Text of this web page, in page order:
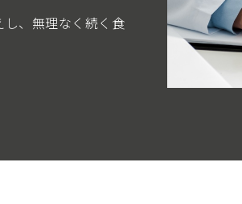
し、無理なく続く食